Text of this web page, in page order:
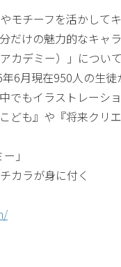
モチーフを活かして
だけの魅力的なキャ
アカデミー）」について
6月現在950人の生
でもイラストレーシ
ども』や『将来クリ
」
カラが身に付く